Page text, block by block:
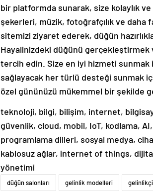
bir platformda sunarak, size kolaylık
şekerleri, müzik, fotoğrafçılık ve daha
sitemizi ziyaret ederek, düğün
Hayalinizdeki düğünü
tercih edin. Size en iyi hizmeti sunmak
sağlayacak her türlü desteği sunmak
özel gününüzü mükemmel bir şekilde
teknoloji, bilgi, bilişim, internet,
güvenlik, cloud, mobil, IoT, kodlama,
programlama dilleri, sosyal medya,
kablosuz ağlar, internet of things,
yönetimi
düğün salonları gelinlik modelleri gelinlikçi